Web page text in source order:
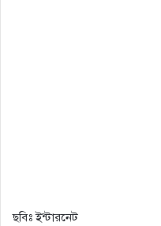
ছবিঃ ইন্টারনেট